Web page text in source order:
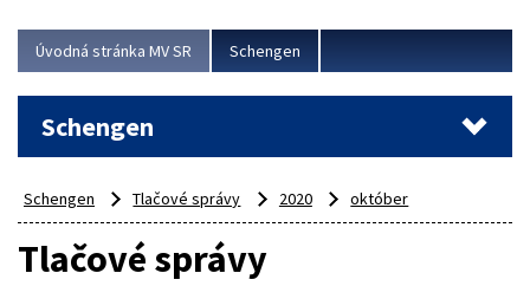
demonštrovať pripravenosť Slovenska na možné...
Úvodná stránka MV SR Schengen
Schengen
Schengen Tlačové správy 2020 október
Tlačové správy